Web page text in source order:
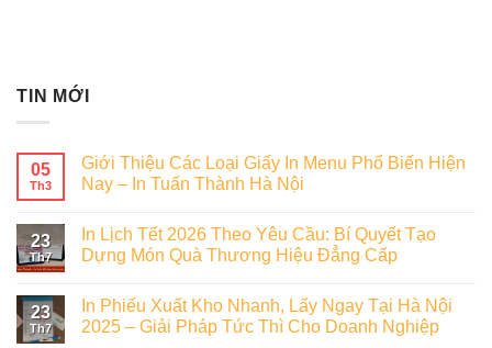
TIN MỚI
05
Th3
Giới Thiệu Các Loại Giấy In Menu Phổ Biến Hiện
Nay – In Tuấn Thành Hà Nội
23
Th7
In Lịch Tết 2026 Theo Yêu Cầu: Bí Quyết Tạo
Dựng Món Quà Thương Hiệu Đẳng Cấp
23
Th7
In Phiếu Xuất Kho Nhanh, Lấy Ngay Tại Hà Nội
2025 – Giải Pháp Tức Thì Cho Doanh Nghiệp